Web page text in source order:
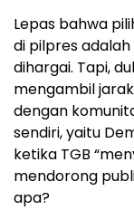
Lepas bahwa
di pilpres
dihargai. Tapi,
mengambil
dengan
sendiri, yaitu
ketika TGB
mendorong
apa?